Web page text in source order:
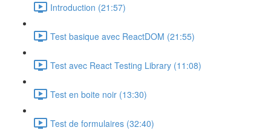
Introduction (21:57)
Test basique avec ReactDOM (21:55)
Test avec React Testing Library (11:08)
Test en boite noir (13:30)
Test de formulaires (32:40)